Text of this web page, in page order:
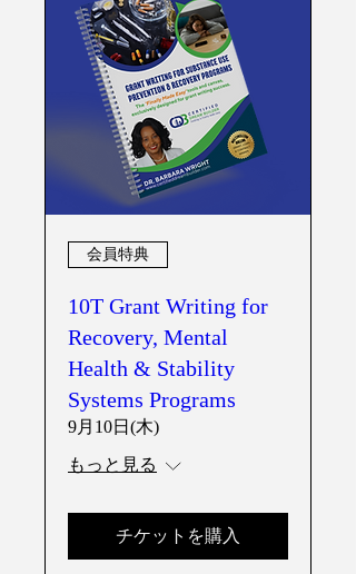
会員特典
10T Grant Writing for
Recovery, Mental
Health & Stability
Systems Programs
9月10日(木)
もっと見る
チケットを購入